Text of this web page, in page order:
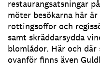
restaurangsatsningar
möter besökarna här
rottingsoffor och
samt skräddarsydda
blomlådor. Här och där
ovanför finns även